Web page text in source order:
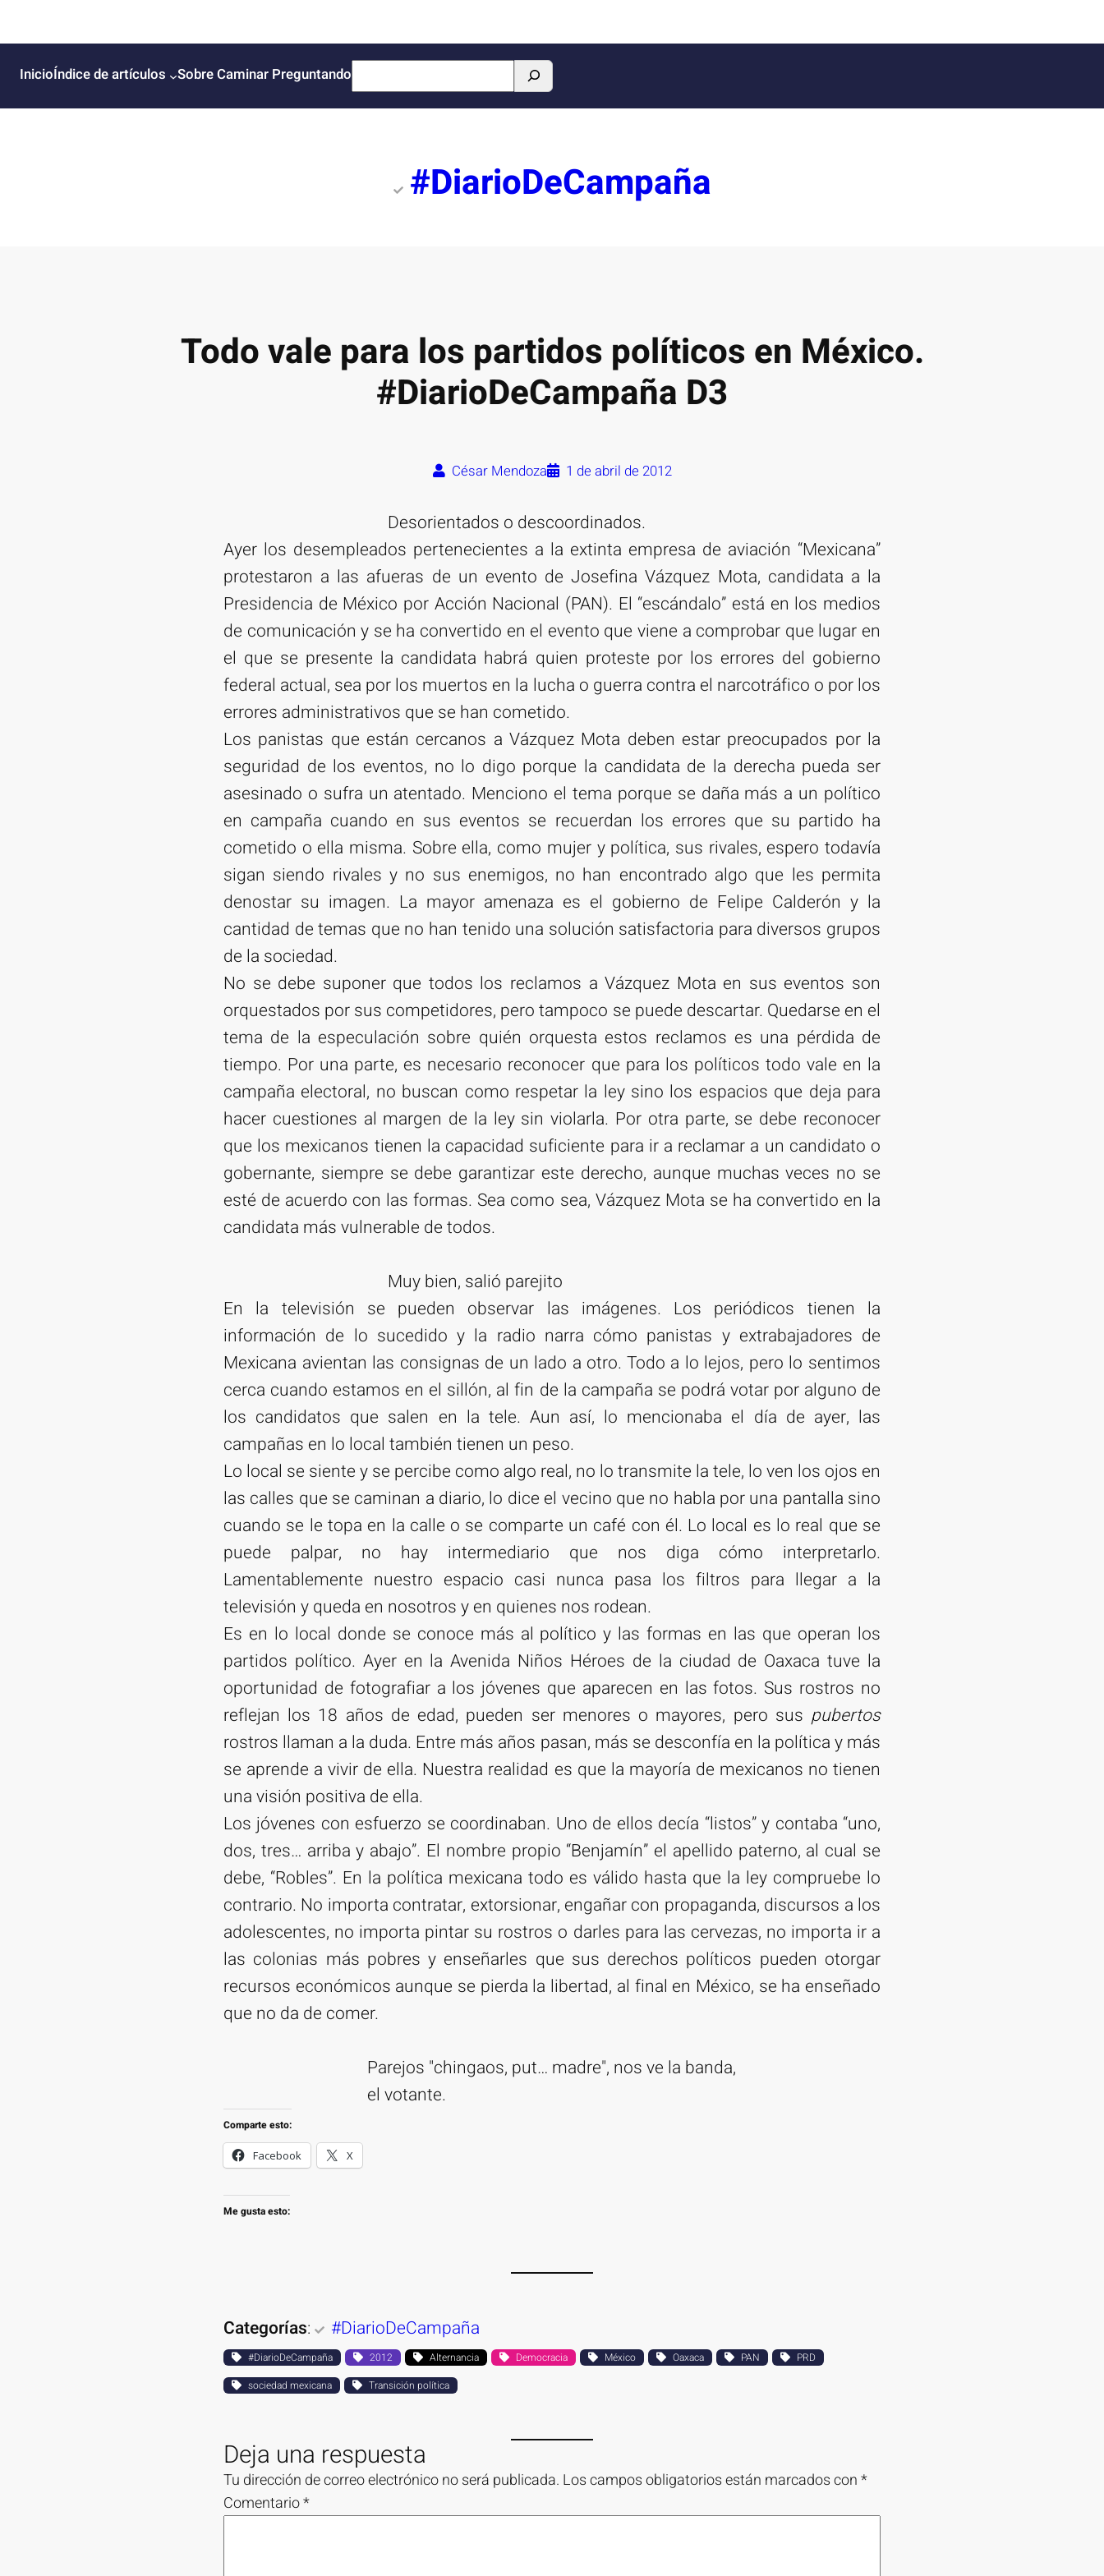
InicioÍndice de artículos Sobre Caminar Preguntando
u
s
#DiarioDeCampaña
Todo vale para los partidos políticos en México.
#DiarioDeCampaña D3
César Mendoza 1 de abril de 2012
Desorientados o descoordinados.
Ayer los desempleados pertenecientes a la extinta empresa de aviación “Mexicana”
protestaron a las afueras de un evento de Josefina Vázquez Mota, candidata a la
Presidencia de México por Acción Nacional (PAN). El “escándalo” está en los medios
de comunicación y se ha convertido en el evento que viene a comprobar que lugar en
el que se presente la candidata habrá quien proteste por los errores del gobierno
federal actual, sea por los muertos en la lucha o guerra contra el narcotráfico o por los
errores administrativos que se han cometido.
Los panistas que están cercanos a Vázquez Mota deben estar preocupados por la
seguridad de los eventos, no lo digo porque la candidata de la derecha pueda ser
asesinado o sufra un atentado. Menciono el tema porque se daña más a un político
en campaña cuando en sus eventos se recuerdan los errores que su partido ha
cometido o ella misma. Sobre ella, como mujer y política, sus rivales, espero todavía
sigan siendo rivales y no sus enemigos, no han encontrado algo que les permita
denostar su imagen. La mayor amenaza es el gobierno de Felipe Calderón y la
cantidad de temas que no han tenido una solución satisfactoria para diversos grupos
de la sociedad.
No se debe suponer que todos los reclamos a Vázquez Mota en sus eventos son
orquestados por sus competidores, pero tampoco se puede descartar. Quedarse en el
tema de la especulación sobre quién orquesta estos reclamos es una pérdida de
tiempo. Por una parte, es necesario reconocer que para los políticos todo vale en la
campaña electoral, no buscan como respetar la ley sino los espacios que deja para
hacer cuestiones al margen de la ley sin violarla. Por otra parte, se debe reconocer
que los mexicanos tienen la capacidad suficiente para ir a reclamar a un candidato o
gobernante, siempre se debe garantizar este derecho, aunque muchas veces no se
esté de acuerdo con las formas. Sea como sea, Vázquez Mota se ha convertido en la
candidata más vulnerable de todos.
Muy bien, salió parejito
En la televisión se pueden observar las imágenes. Los periódicos tienen la
información de lo sucedido y la radio narra cómo panistas y extrabajadores de
Mexicana avientan las consignas de un lado a otro. Todo a lo lejos, pero lo sentimos
cerca cuando estamos en el sillón, al fin de la campaña se podrá votar por alguno de
los candidatos que salen en la tele. Aun así, lo mencionaba el día de ayer, las
campañas en lo local también tienen un peso.
Lo local se siente y se percibe como algo real, no lo transmite la tele, lo ven los ojos en
las calles que se caminan a diario, lo dice el vecino que no habla por una pantalla sino
cuando se le topa en la calle o se comparte un café con él. Lo local es lo real que se
puede palpar, no hay intermediario que nos diga cómo interpretarlo.
Lamentablemente nuestro espacio casi nunca pasa los filtros para llegar a la
televisión y queda en nosotros y en quienes nos rodean.
Es en lo local donde se conoce más al político y las formas en las que operan los
partidos político. Ayer en la Avenida Niños Héroes de la ciudad de Oaxaca tuve la
oportunidad de fotografiar a los jóvenes que aparecen en las fotos. Sus rostros no
reflejan los 18 años de edad, pueden ser menores o mayores, pero sus pubertos
rostros llaman a la duda. Entre más años pasan, más se desconfía en la política y más
se aprende a vivir de ella. Nuestra realidad es que la mayoría de mexicanos no tienen
una visión positiva de ella.
Los jóvenes con esfuerzo se coordinaban. Uno de ellos decía “listos” y contaba “uno,
dos, tres… arriba y abajo”. El nombre propio “Benjamín” el apellido paterno, al cual se
debe, “Robles”. En la política mexicana todo es válido hasta que la ley compruebe lo
contrario. No importa contratar, extorsionar, engañar con propaganda, discursos a los
adolescentes, no importa pintar su rostros o darles para las cervezas, no importa ir a
las colonias más pobres y enseñarles que sus derechos políticos pueden otorgar
recursos económicos aunque se pierda la libertad, al final en México, se ha enseñado
que no da de comer.
Parejos "chingaos, put… madre", nos ve la banda,
el votante.
Comparte esto:
Facebook X
Me gusta esto:
Categorías: #DiarioDeCampaña
#DiarioDeCampaña 2012 Alternancia Democracia México Oaxaca PAN
PRD
sociedad mexicana
Transición política
Deja una respuesta
Tu dirección de correo electrónico no será publicada. Los campos obligatorios están marcados con*
Comentario*